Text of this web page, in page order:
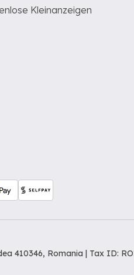
Kleinanzeigen
410346, Romania | Tax ID: